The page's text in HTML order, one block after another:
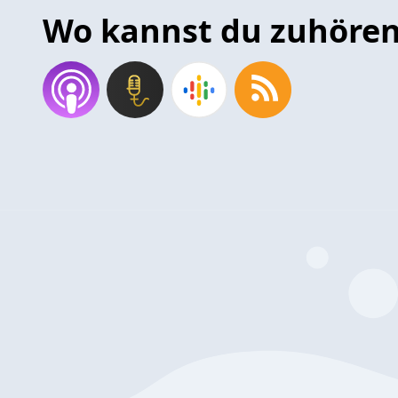
Wo kannst du